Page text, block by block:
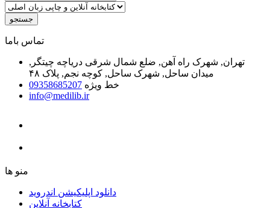
جستجو
ﺗﻤﺎﺱ ﺑﺎﻣﺎ
تهران, شهرک راه آهن, ضلع شمال شرقی دریاچه چیتگر,
میدان ساحل, شهرک ساحل, کوچه نجم, پلاک ۴۸
خط ویژه 09358685207
info@medilib.ir
ﻣﻨﻮ ﻫﺎ
دانلود اپلیکیشن اندروید
ﮐﺘﺎﺑﺨﺎﻧﻪ ﺁﻧﻼﯾﻦ